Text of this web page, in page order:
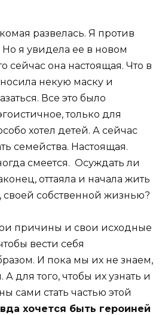
развелась. Я против
я увидела ее в новом
сейчас она настоящая. Что в
некую маску и
Все это было
только для
хотел детей. А сейчас
семейства. Настоящая.
смеется. Осуждать ли
оттаяла и начала жить
своей собственной жизнью?
причины и свои исходные
вести себя
И пока мы их не знаем,
для того, чтобы их узнать и
сами стать частью этой
хочется быть героиней